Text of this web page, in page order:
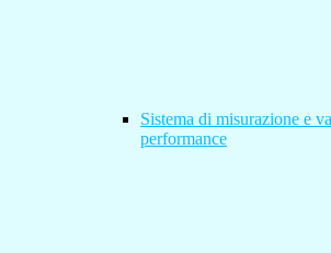
Sistema di misurazione e
performance